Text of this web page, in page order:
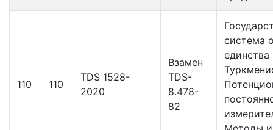
110 110
TDS 1528-
2020
Взамен
TDS-
8.478-
82
система